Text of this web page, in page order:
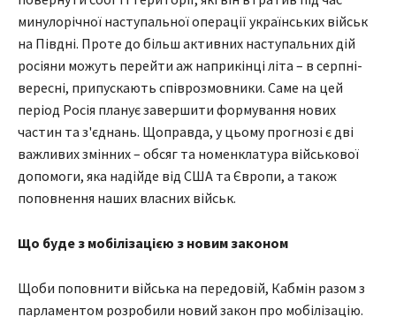
минулорічної наступальної операції українських військ
на Півдні. Проте до більш активних наступальних дій
росіяни можуть перейти аж наприкінці літа – в серпні-
вересні, припускають співрозмовники. Саме на цей
період Росія планує завершити формування нових
частин та з'єднань. Щоправда, у цьому прогнозі є дві
важливих змінних – обсяг та номенклатура військової
допомоги, яка надійде від США та Європи, а також
поповнення наших власних військ.
Що буде з мобілізацією з новим законом
Щоби поповнити війська на передовій, Кабмін разом з
парламентом розробили новий закон про мобілізацію.